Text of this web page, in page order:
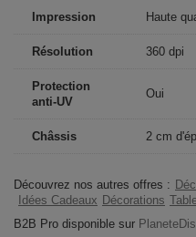
Impression Haute
Résolution 360 dpi
Protection
anti-UV
Oui
Châssis 2 cm
Découvrez nos autres offres :
Idées Cadeaux Décorations
B2B Pro disponible sur